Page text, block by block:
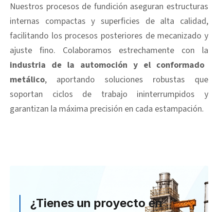
Nuestros procesos de fundición aseguran estructuras
internas compactas y superficies de alta calidad,
facilitando los procesos posteriores de mecanizado y
ajuste fino. Colaboramos estrechamente con la
industria de la automoción y el conformado
metálico, aportando soluciones robustas que
soportan ciclos de trabajo ininterrumpidos y
garantizan la máxima precisión en cada estampación.
¿Tienes un proyecto en